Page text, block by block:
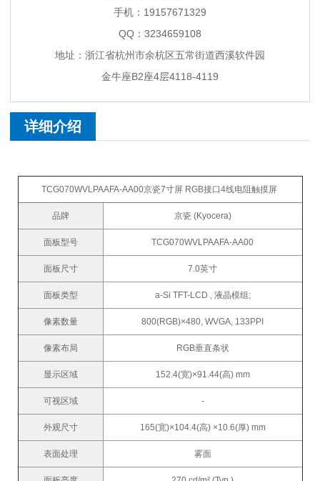
手机：19157671329
QQ：3234659108
地址：浙江省杭州市余杭区五常街道西溪软件园
金牛座B2座4层4118-4119
详细介绍
TCG070WVLPAAFA-AA00京瓷7寸屏 RGB接口4线电阻触摸屏
品牌 京瓷 (Kyocera)
面板型号 TCG070WVLPAAFA-AA00
面板尺寸 7.0英寸
面板类型 a-Si TFT-LCD , 液晶模组;
像素数量 800(RGB)×480, WVGA, 133PPI
像素布局 RGB垂直条状
显示区域 152.4(宽)×91.44(高) mm
可视区域 -
外观尺寸 165(宽)×104.4(高) ×10.6(厚) mm
表面处理 雾面